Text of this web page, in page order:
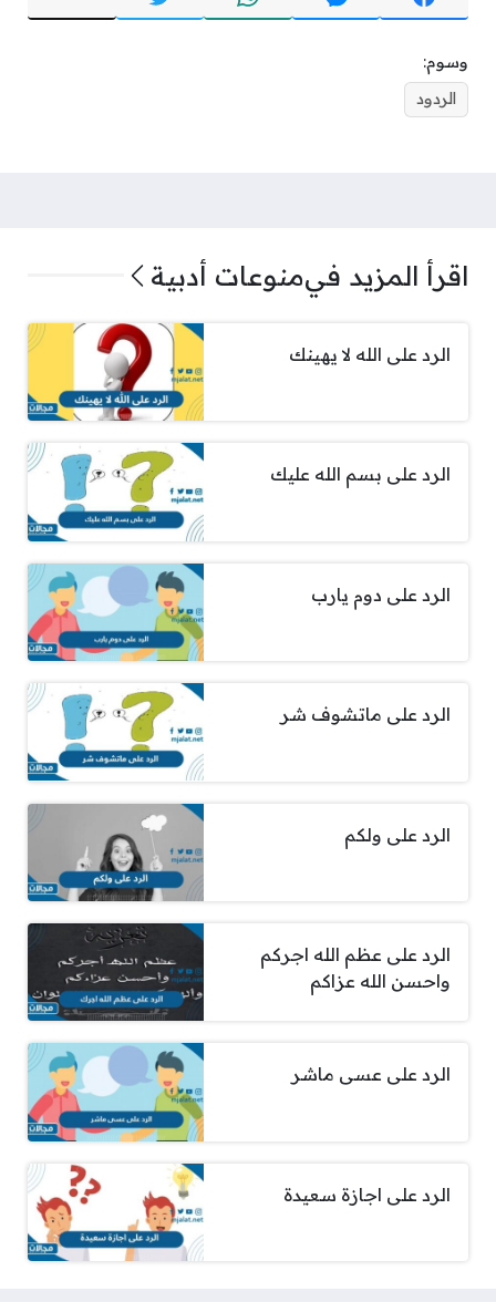
وسوم:
الردود
اقرأ المزيد فيمنوعات أدبية
الرد على الله لا يهينك
الرد على بسم الله عليك
الرد على دوم يارب
الرد على ماتشوف شر
الرد على ولكم
الرد على عظم الله اجركم
واحسن الله عزاكم
الرد على عسى ماشر
الرد على اجازة سعيدة